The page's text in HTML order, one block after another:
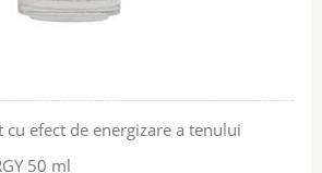
efect de energizare a tenului
50 ml